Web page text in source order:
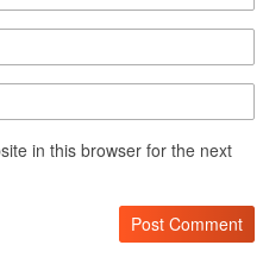
in this browser for the next